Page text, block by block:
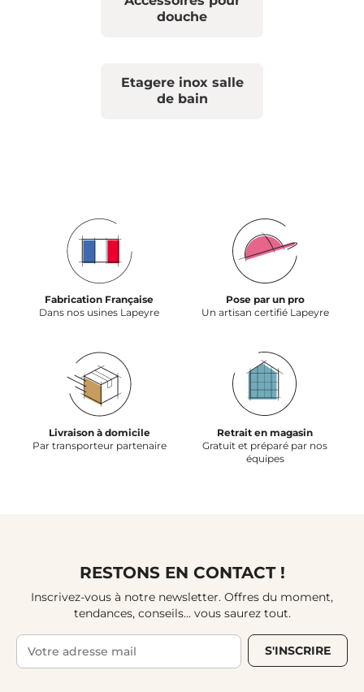
douche
Etagere inox salle
de bain
Fabrication Française
Dans nos usines Lapeyre
Pose par un pro
Un artisan certifié Lapeyre
Livraison à domicile
Par transporteur partenaire
Retrait en magasin
Gratuit et préparé par nos
équipes
RESTONS EN CONTACT !
Inscrivez-vous à notre newsletter. Offres du moment,
tendances, conseils... vous saurez tout.
S'INSCRIRE